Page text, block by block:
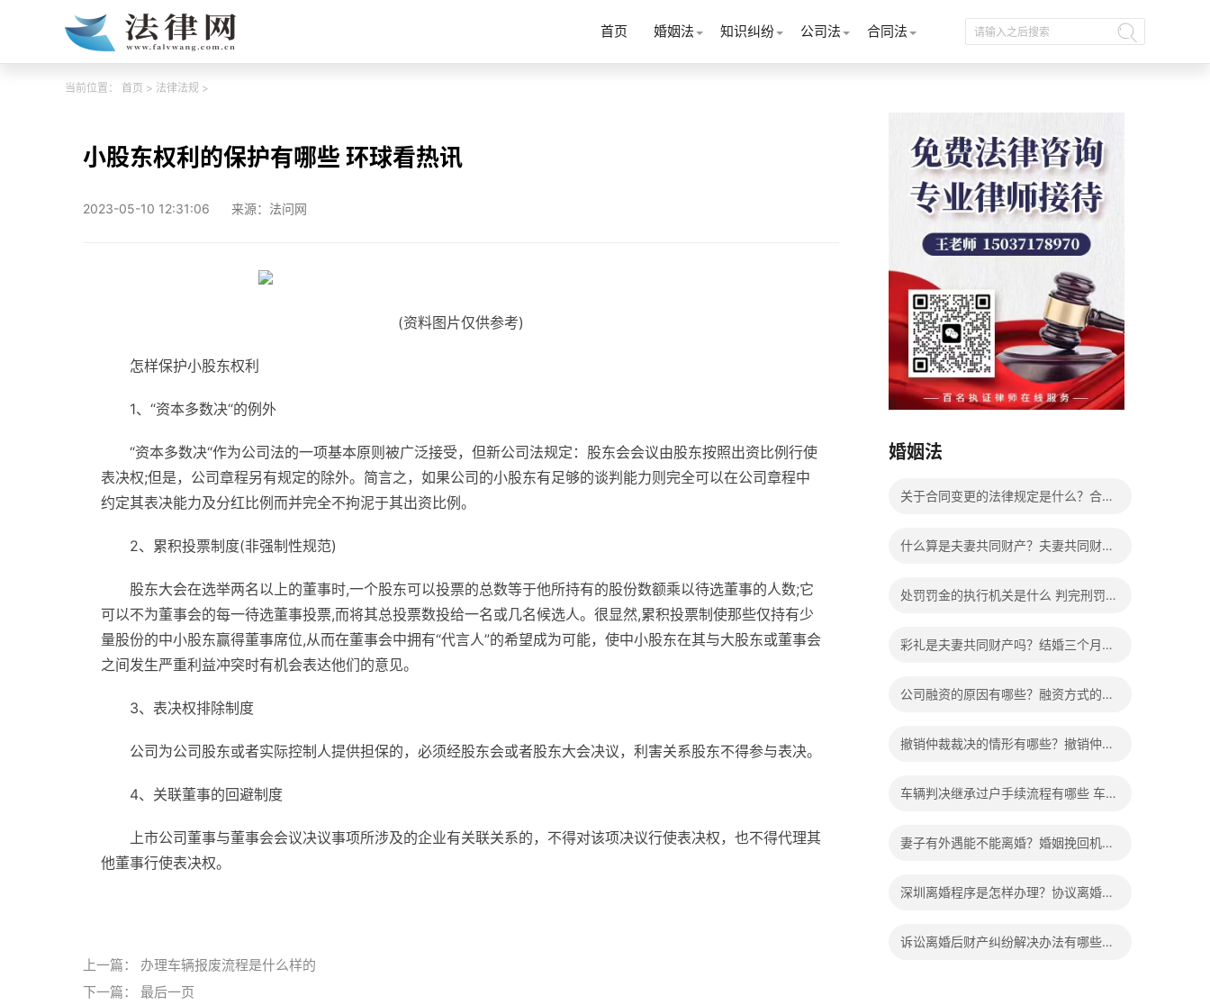
首页 婚姻法 知识纠纷 公司法 合同法
当前位置： 首页 > 法律法规 >
小股东权利的保护有哪些 环球看热讯
2023-05-10 12:31:06 来源：法问网
(资料图片仅供参考)
怎样保护小股东权利
1、“资本多数决“的例外
“资本多数决“作为公司法的一项基本原则被广泛接受，但新公司法规定：股东会会议由股东按照出资比例行使
表决权;但是，公司章程另有规定的除外。简言之，如果公司的小股东有足够的谈判能力则完全可以在公司章程中
约定其表决能力及分红比例而并完全不拘泥于其出资比例。
2、累积投票制度(非强制性规范)
股东大会在选举两名以上的董事时,一个股东可以投票的总数等于他所持有的股份数额乘以待选董事的人数;它
可以不为董事会的每一待选董事投票,而将其总投票数投给一名或几名候选人。很显然,累积投票制使那些仅持有少
量股份的中小股东赢得董事席位,从而在董事会中拥有“代言人”的希望成为可能，使中小股东在其与大股东或董事会
之间发生严重利益冲突时有机会表达他们的意见。
3、表决权排除制度
公司为公司股东或者实际控制人提供担保的，必须经股东会或者股东大会决议，利害关系股东不得参与表决。
4、关联董事的回避制度
上市公司董事与董事会会议决议事项所涉及的企业有关联关系的，不得对该项决议行使表决权，也不得代理其
他董事行使表决权。
上一篇： 办理车辆报废流程是什么样的
下一篇： 最后一页
婚姻法
关于合同变更的法律规定是什么？合同
什么算是夫妻共同财产？夫妻共同财产
处罚罚金的执行机关是什么 判完刑罚金
彩礼是夫妻共同财产吗？结婚三个月离
公司融资的原因有哪些？融资方式的种
撤销仲裁裁决的情形有哪些？撤销仲裁
车辆判决继承过户手续流程有哪些 车辆
妻子有外遇能不能离婚？婚姻挽回机构
深圳离婚程序是怎样办理？协议离婚和
诉讼离婚后财产纠纷解决办法有哪些？